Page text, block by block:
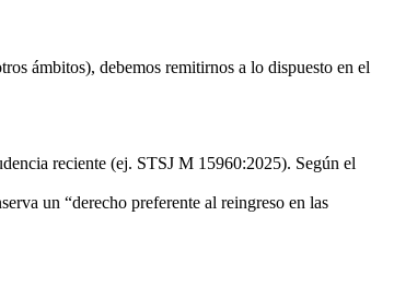
ámbitos), debemos remitirnos a lo dispuesto en el
reciente (ej. STSJ M 15960:2025). Según el
un “derecho preferente al reingreso en las